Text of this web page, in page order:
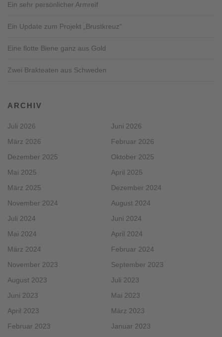
Ein sehr persönlicher Armreif
Ein Update zum Projekt „Brustkreuz“
Eine flotte Biene ganz aus Gold
Zwei Brakteaten aus Schweden
ARCHIV
Juli 2026
Juni 2026
März 2026
Februar 2026
Dezember 2025
Oktober 2025
Mai 2025
April 2025
März 2025
Dezember 2024
November 2024
August 2024
Juli 2024
Juni 2024
Mai 2024
April 2024
März 2024
Februar 2024
November 2023
September 2023
August 2023
Juli 2023
Juni 2023
Mai 2023
April 2023
März 2023
Februar 2023
Januar 2023